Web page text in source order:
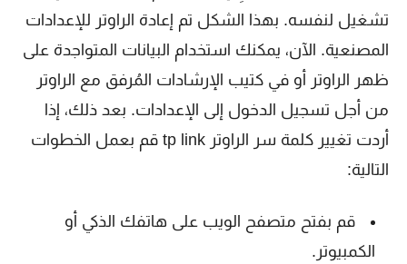
تشغيل لنفسه. بهذا الشكل تم إعادة الراوتر للإعدادات
المصنعية. الآن، يمكنك استخدام البيانات المتواجدة على
ظهر الراوتر أو في كتيب الإرشادات المُرفق مع الراوتر
من أجل تسجيل الدخول إلى الإعدادات. بعد ذلك، إذا
أردت تغيير كلمة سر الراوتر tp link قم بعمل الخطوات
التالية:
قم بفتح متصفح الويب على هاتفك الذكي أو
الكمبيوتر.